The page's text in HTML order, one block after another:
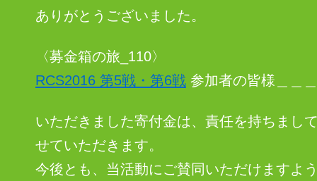
ありがとうございました。
〈募金箱の旅_110〉
RCS2016 第5戦・第6戦 参加者の皆様＿＿
いただきました寄付金は、責任を持ちまし
せていただきます。
今後とも、当活動にご賛同いただけますよ